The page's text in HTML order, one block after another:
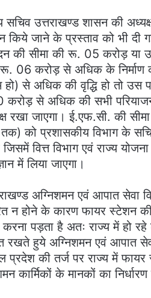
उत्तराखण्ड शासन की
किये जाने के प्रस्ताव को भी दी
की सीमा की रू. 05 करोड़
06 करोड़ से अधिक के निर्माण
से अधिक की वृद्धि हो तो उस
करोड़ से अधिक की सभी
रखा जाएगा। ई.एफ.सी. की
को प्रशासकीय विभाग के सचिव
जिसमें वित्त विभाग एवं राज्य
में लिया जाएगा।
अग्निशमन एवं आपात सेवा
न होने के कारण फायर स्टेशन
करना पड़ता है अतः राज्य में हो
रखते हुये अग्निशमन एवं आपात
प्रदेश की तर्ज पर राज्य में
कार्मिकों के मानकों का